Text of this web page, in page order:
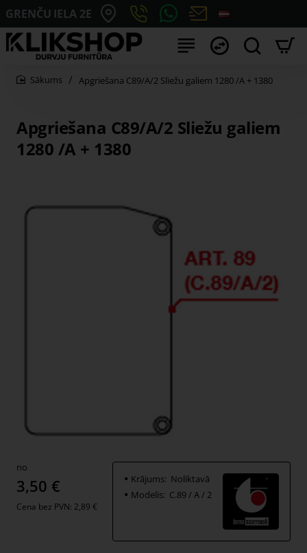
GRENČU IELA 2E
Apgriešana C89/A/2 Sliežu galiem
1280 /A + 1380
Apgriešana C89/A/2 Sliežu galiem 1280 /A + 1380
no
3,50 €
Cena bez PVN: 2,89 €
Krājums: Noliktavā
Modelis: C.89 / A / 2